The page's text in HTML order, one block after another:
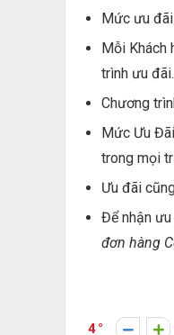
Mức ưu
Mỗi
trình ưu đãi.
Chương
Mức Ưu
trong mọi
Ưu đãi
Để nhận
đơn hàng
4